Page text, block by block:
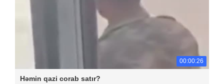
00:00:26
Həmin qazi corab satır?